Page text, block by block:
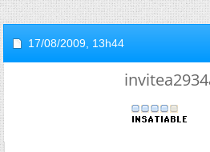
17/08/2009, 13h44